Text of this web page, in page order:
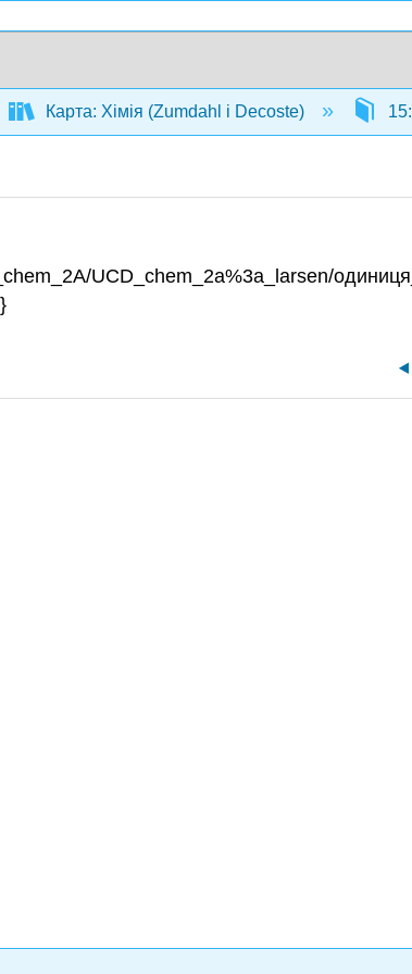
Карта: Хімія (Zumdahl і Decoste)
UCD_chem_2a%3a_larsen/